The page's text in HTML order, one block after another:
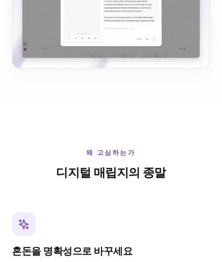
왜 고심하는가
디지털 매립지의 종말
혼돈을 명확성으로 바꾸세요